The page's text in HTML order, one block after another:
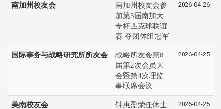
南加州校友会
南加州校友会参
加第3届南加大
专杯匹克球联谊
赛 夺团体组冠军
2026-04-26
国际事务与战略研究所所友会
战略所友会第8
届第2次会员大
会暨第4次理监
事联席会议
2026-04-25
美南校友会
钟惠盈荣任休士
2026-04-25